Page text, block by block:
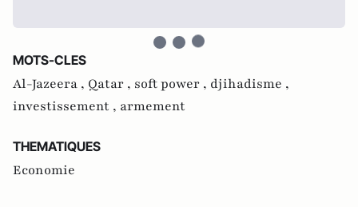
MOTS-CLES
Al-Jazeera , Qatar , soft power , djihadisme ,
investissement , armement
THEMATIQUES
Economie